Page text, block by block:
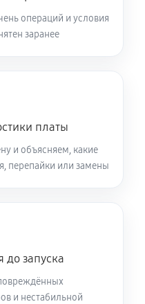
операций и условия
заранее
платы
и объясняем, какие
перепайки или замены
до запуска
и нестабильной